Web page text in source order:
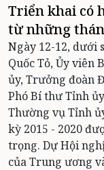
Triển khai có
từ những
Ngày 12-12, dưới
Quốc Tỏ, Ủy viên
ủy, Trưởng đoàn
Phó Bí thư Tỉnh
Thường vụ Tỉnh
kỳ 2015 - 2020
trọng. Dự Hội
của Trung ương